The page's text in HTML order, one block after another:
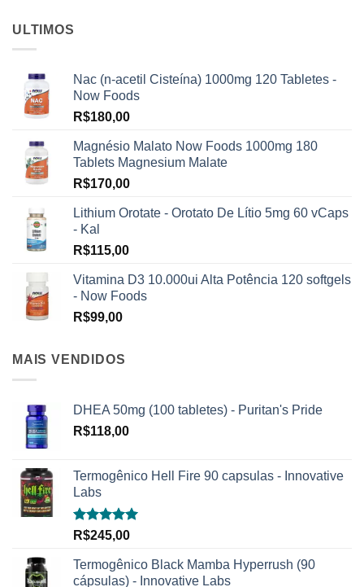
ULTIMOS
Nac (n-acetil Cisteína) 1000mg 120 Tabletes -
Now Foods
R$180,00
Magnésio Malato Now Foods 1000mg 180
Tablets Magnesium Malate
R$170,00
Lithium Orotate - Orotato De Lítio 5mg 60 vCaps
- Kal
R$115,00
Vitamina D3 10.000ui Alta Potência 120 softgels
- Now Foods
R$99,00
MAIS VENDIDOS
DHEA 50mg (100 tabletes) - Puritan's Pride
R$118,00
Termogênico Hell Fire 90 capsulas - Innovative
Labs
Avaliação
R$245,00
Termogênico Black Mamba Hyperrush (90
cápsulas) - Innovative Labs